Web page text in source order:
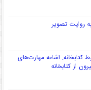
روایت تصویر
کتابخانه: اشاعه مهارت‌های
از کتابخانه